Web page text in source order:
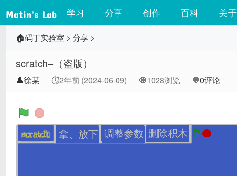
Matin's Lab 学习 分享 创作 百科 关于
🏠码丁实验室 > 分享 >
scratch–（盗版）
👤徐某 ⏱2年前 (2024-06-09) 🧿1028浏览 💬0评论